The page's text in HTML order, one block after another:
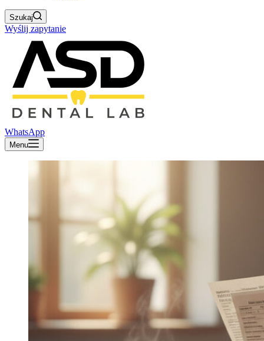
Szukaj
Wyślij zapytanie
WhatsApp
Menu